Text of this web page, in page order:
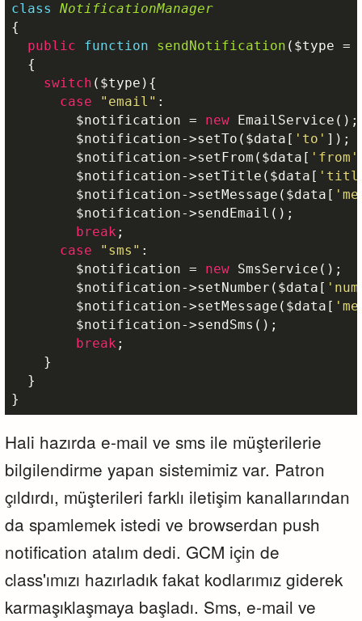
class
NotificationManager
{
public
function sendNotification ( $type =
{
switch ( $type ){
case
"email" :
$notification = new EmailService();
$notification->setTo( $data [ 'to' ]);
$notification->setFrom( $data [ 'from'
$notification->setTitle( $data [
$notification->setMessage( $data [
$notification->sendEmail();
break ;
case
"sms" :
$notification = new SmsService();
$notification->setNumber( $data [
$notification->setMessage( $data [
$notification->sendSms();
break ;
    }
  }
}
Hali hazırda e-mail ve sms ile müşterilerie
bilgilendirme yapan sistemimiz var. Patron
çıldırdı, müşterileri farklı iletişim kanallarından
da spamlemek istedi ve browserdan push
notification atalım dedi. GCM için de
class'ımızı hazırladık fakat kodlarımız giderek
karmaşıklaşmaya başladı. Sms, e-mail ve